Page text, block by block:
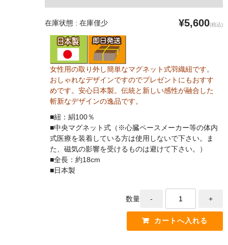
在庫状態 : 在庫僅少 ¥5,600(税込)
女性用の取り外し簡単なマグネット式羽織紐です。
おしゃれなデザインですのでプレゼントにもおすす
めです。安心日本製。伝統と新しい感性が融合した
斬新なデザインの逸品です。
■紐：絹100％
■中央マグネット式（※心臓ペースメーカー等の体内
式医療を装着している方は使用しないで下さい。ま
た、磁気の影響を受けるものは避けて下さい。）
■全長：約18cm
■日本製
数量